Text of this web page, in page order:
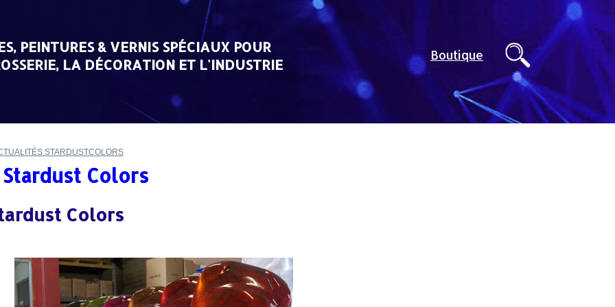
PEINTURES & VERNIS SPÉCIAUX POUR
LA DÉCORATION ET L'INDUSTRIE
Boutique
STARDUSTCOLORS
Colors
Colors